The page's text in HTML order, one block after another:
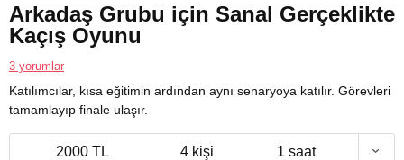
Arkadaş Grubu için Sanal Gerçeklikte
Kaçış Oyunu
3 yorumlar
Katılımcılar, kısa eğitimin ardından aynı senaryoya katılır. Görevleri
tamamlayıp finale ulaşır.
2000 TL 4 kişi 1 saat